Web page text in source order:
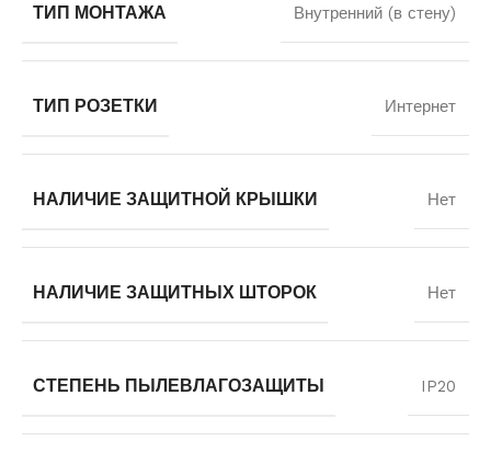
ТИП МОНТАЖА Внутренний (в стену)
ТИП РОЗЕТКИ Интернет
НАЛИЧИЕ ЗАЩИТНОЙ КРЫШКИ Нет
НАЛИЧИЕ ЗАЩИТНЫХ ШТОРОК Нет
СТЕПЕНЬ ПЫЛЕВЛАГОЗАЩИТЫ IP20